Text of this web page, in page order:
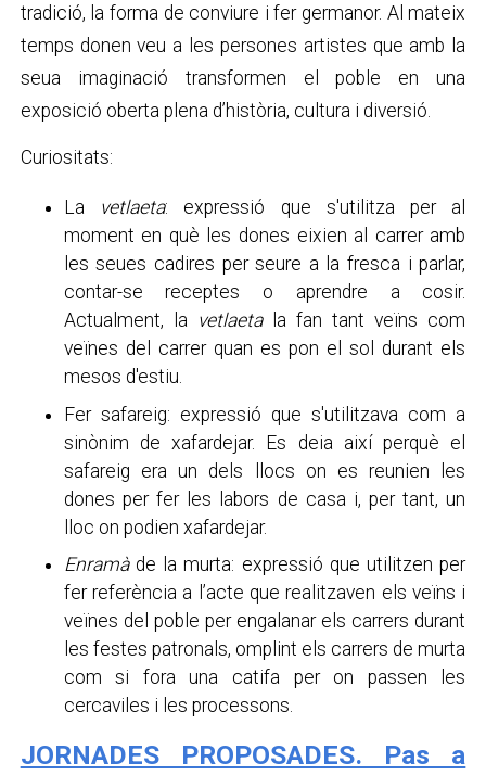
tradició, la forma de conviure i fer germanor. Al mateix
temps donen veu a les persones artistes que amb la
seua imaginació transformen el poble en una
exposició oberta plena d’història, cultura i diversió.
Curiositats:
La vetlaeta: expressió que s'utilitza per al
moment en què les dones eixien al carrer amb
les seues cadires per seure a la fresca i parlar,
contar-se receptes o aprendre a cosir.
Actualment, la vetlaetala fan tant veïns com
veïnes del carrer quan es pon el sol durant els
mesos d'estiu.
Fer safareig: expressió que s'utilitzava com a
sinònim de xafardejar. Es deia així perquè el
safareig era un dels llocs on es reunien les
dones per fer les labors de casa i, per tant, un
lloc on podien xafardejar.
Enramàde la murta: expressió que utilitzen per
fer referència a l’acte que realitzaven els veïns i
veïnes del poble per engalanar els carrers durant
les festes patronals, omplint els carrers de murta
com si fora una catifa per on passen les
cercaviles i les processons.
JORNADES PROPOSADES. Pas a